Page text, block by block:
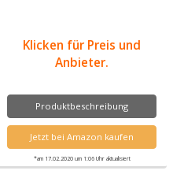
Klicken für Preis und
Anbieter.
Produktbeschreibung
Jetzt bei Amazon kaufen
*am 17.02.2020 um 1:06 Uhr aktualisiert